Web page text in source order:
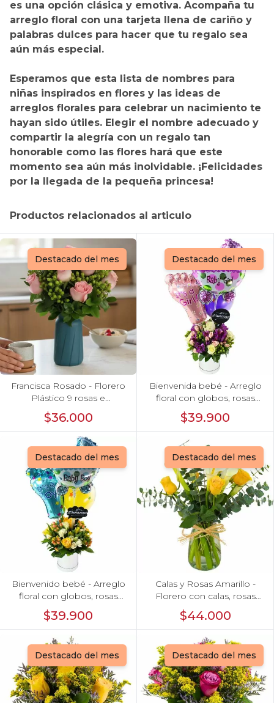
es una opción clásica y emotiva. Acompaña tu
arreglo floral con una tarjeta llena de cariño y
palabras dulces para hacer que tu regalo sea
aún más especial.
Esperamos que esta lista de nombres para
niñas inspirados en flores y las ideas de
arreglos florales para celebrar un nacimiento te
hayan sido útiles. Elegir el nombre adecuado y
compartir la alegría con un regalo tan
honorable como las flores hará que este
momento sea aún más inolvidable. ¡Felicidades
por la llegada de la pequeña princesa!
Productos relacionados al articulo
Destacado del mes
Francisca Rosado - Florero
Plástico 9 rosas e
hypericum
$36.000
Destacado del mes
Bienvenida bebé - Arreglo
floral con globos, rosas
blanci, minirosas rosado,
astromelias morado e
hypericum
$39.900
Destacado del mes
Bienvenido bebé - Arreglo
floral con globos, rosas
amarillo, minirosas blanco,
astromelias e hypericum
$39.900
Destacado del mes
Calas y Rosas Amarillo -
Florero con calas, rosas
amarillo y eucaliptus dolar
$44.000
Destacado del mes Destacado del mes